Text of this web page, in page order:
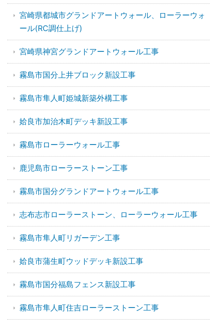
宮崎県都城市グランドアートウォール、ローラーウォ
ール(RC調仕上げ)
宮崎県神宮グランドアートウォール工事
霧島市国分上井ブロック新設工事
霧島市隼人町姫城新築外構工事
姶良市加治木町デッキ新設工事
霧島市ローラーウォール工事
鹿児島市ローラーストーン工事
霧島市国分グランドアートウォール工事
志布志市ローラーストーン、ローラーウォール工事
霧島市隼人町リガーデン工事
姶良市蒲生町ウッドデッキ新設工事
霧島市国分福島フェンス新設工事
霧島市隼人町住吉ローラーストーン工事